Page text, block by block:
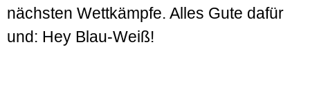
nächsten Wett­kämpfe. Alles Gute dafür
und: Hey Blau-Weiß!